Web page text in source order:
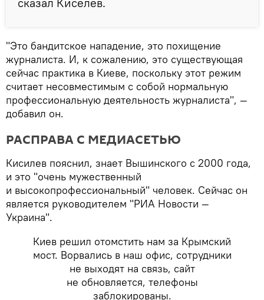
"Это бандитское нападение, это похищение
журналиста. И, к сожалению, это существующая
сейчас практика в Киеве, поскольку этот режим
считает несовместимым с собой нормальную
профессиональную деятельность журналиста", —
добавил он.
РАСПРАВА С МЕДИАСЕТЬЮ
Кисилев пояснил, знает Вышинского с 2000 года,
и это "очень мужественный
и высокопрофессиональный" человек. Сейчас он
является руководителем "РИА Новости —
Украина".
Киев решил отомстить нам за Крымский
мост. Ворвались в наш офис, сотрудники
не выходят на связь, сайт
не обновляется, телефоны
заблокированы.